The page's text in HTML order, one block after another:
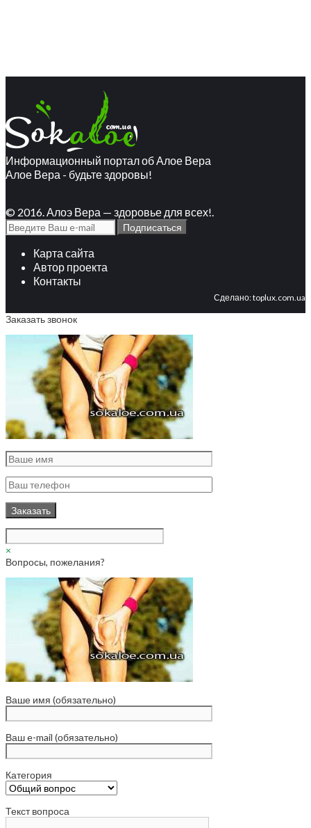
Информационный портал об Алое Вера
Алое Вера - будьте здоровы!
© 2016. Алоэ Вера — здоровье для всех!.
Карта сайта
Автор проекта
Контакты
Сделано:toplux.com.ua
Заказать звонок
×
Вопросы, пожелания?
Ваше имя (обязательно)
Ваш e-mail (обязательно)
Категория
Текст вопроса